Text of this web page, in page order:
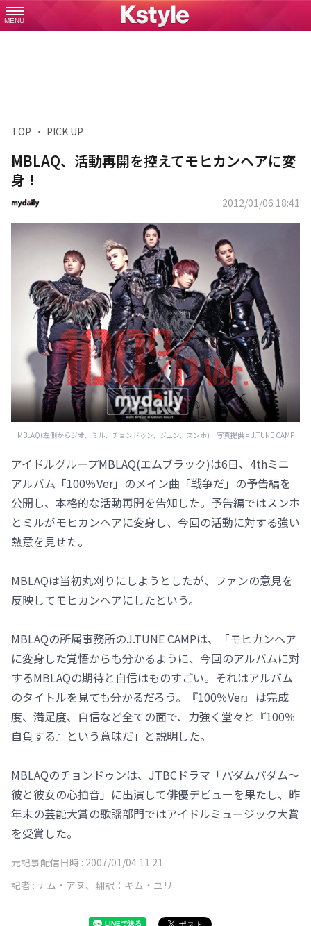
MENU
TOP PICK UP
MBLAQ、活動再開を控えてモヒカンヘアに変
身！
2012/01/06 18:41
MBLAQ(左側からジオ、ミル、チョンドゥン、ジュン、スンホ) 写真提供 = J.TUNE CAMP
アイドルグループMBLAQ(エムブラック)は6日、4thミニ
アルバム「100％Ver」のメイン曲「戦争だ」の予告編を
公開し、本格的な活動再開を告知した。予告編ではスンホ
とミルがモヒカンヘアに変身し、今回の活動に対する強い
熱意を見せた。
MBLAQは当初丸刈りにしようとしたが、ファンの意見を
反映してモヒカンヘアにしたという。
MBLAQの所属事務所のJ.TUNE CAMPは、「モヒカンヘア
に変身した覚悟からも分かるように、今回のアルバムに対
するMBLAQの期待と自信はものすごい。それはアルバム
のタイトルを見ても分かるだろう。『100％Ver』は完成
度、満足度、自信など全ての面で、力強く堂々と『100％
自負する』という意味だ」と説明した。
MBLAQのチョンドゥンは、JTBCドラマ「パダムパダム～
彼と彼女の心拍音」に出演して俳優デビューを果たし、昨
年末の芸能大賞の歌謡部門ではアイドルミュージック大賞
を受賞した。
元記事配信日時 : 2007/01/04 11:21
記者 : ナム・アヌ、翻訳：キム・ユリ